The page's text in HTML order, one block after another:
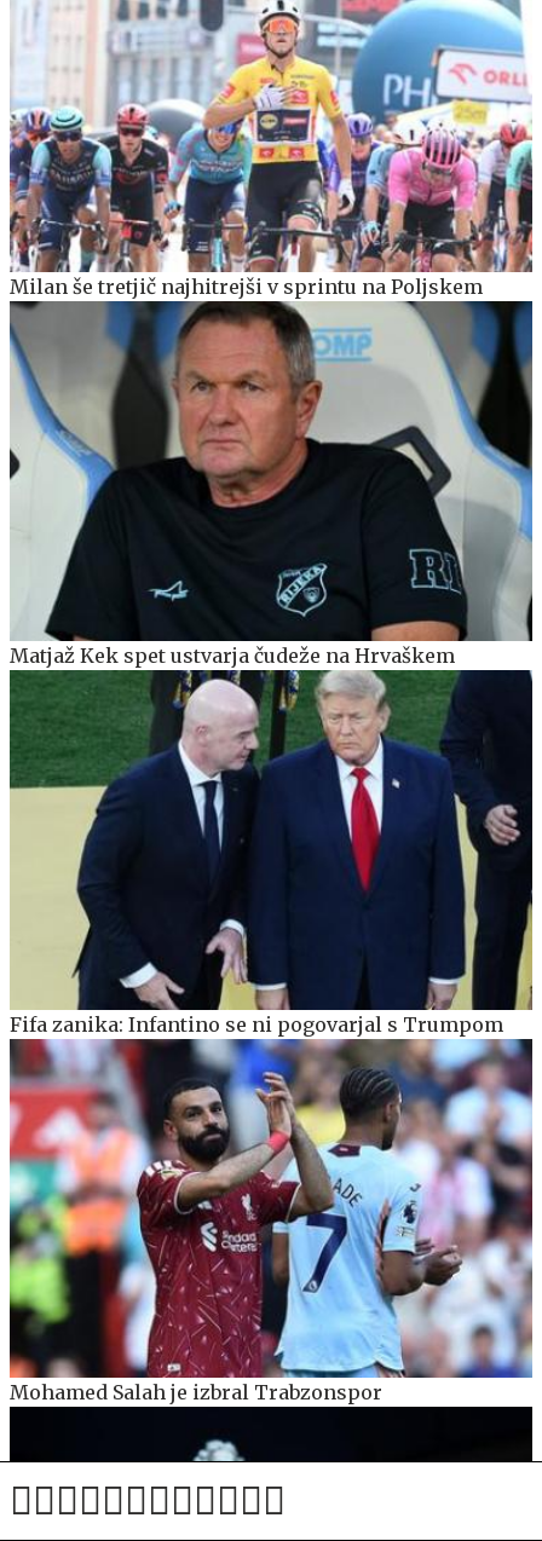
Milan še tretjič najhitrejši v sprintu na Poljskem
Matjaž Kek spet ustvarja čudeže na Hrvaškem
Fifa zanika: Infantino se ni pogovarjal s Trumpom
Mohamed Salah je izbral Trabzonspor